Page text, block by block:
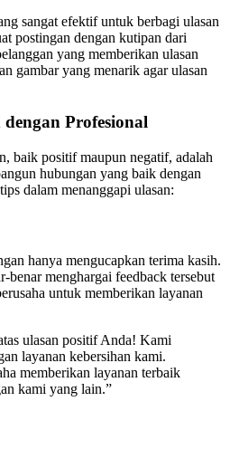
sangat efektif untuk berbagi ulasan
postingan dengan kutipan dari
yang memberikan ulasan
gambar yang menarik agar ulasan
Profesional
baik positif maupun negatif, adalah
hubungan yang baik dengan
dalam menanggapi ulasan:
hanya mengucapkan terima kasih.
benar menghargai feedback tersebut
untuk memberikan layanan
ulasan positif Anda! Kami
layanan kebersihan kami.
memberikan layanan terbaik
kami yang lain.”